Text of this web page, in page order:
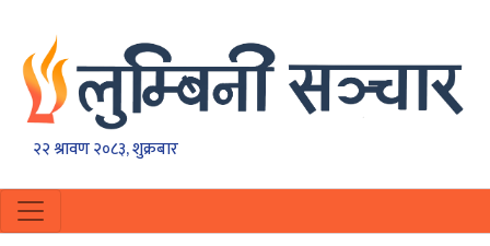
२२ श्रावण २०८३, शुक्रबार